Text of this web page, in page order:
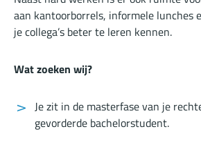
aan kantoorborrels, informele lunches
je collega’s beter te leren kennen.
Wat zoeken wij?
Je zit in de masterfase van je
gevorderde bachelorstudent.